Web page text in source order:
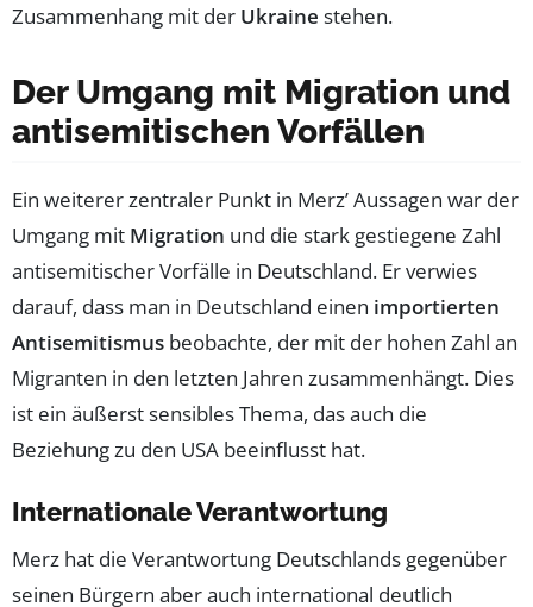
Zusammenhang mit der Ukraine stehen.
Der Umgang mit Migration und
antisemitischen Vorfällen
Ein weiterer zentraler Punkt in Merz’ Aussagen war der
Umgang mit Migration und die stark gestiegene Zahl
antisemitischer Vorfälle in Deutschland. Er verwies
darauf, dass man in Deutschland einen importierten
Antisemitismus beobachte, der mit der hohen Zahl an
Migranten in den letzten Jahren zusammenhängt. Dies
ist ein äußerst sensibles Thema, das auch die
Beziehung zu den USA beeinflusst hat.
Internationale Verantwortung
Merz hat die Verantwortung Deutschlands gegenüber
seinen Bürgern aber auch international deutlich